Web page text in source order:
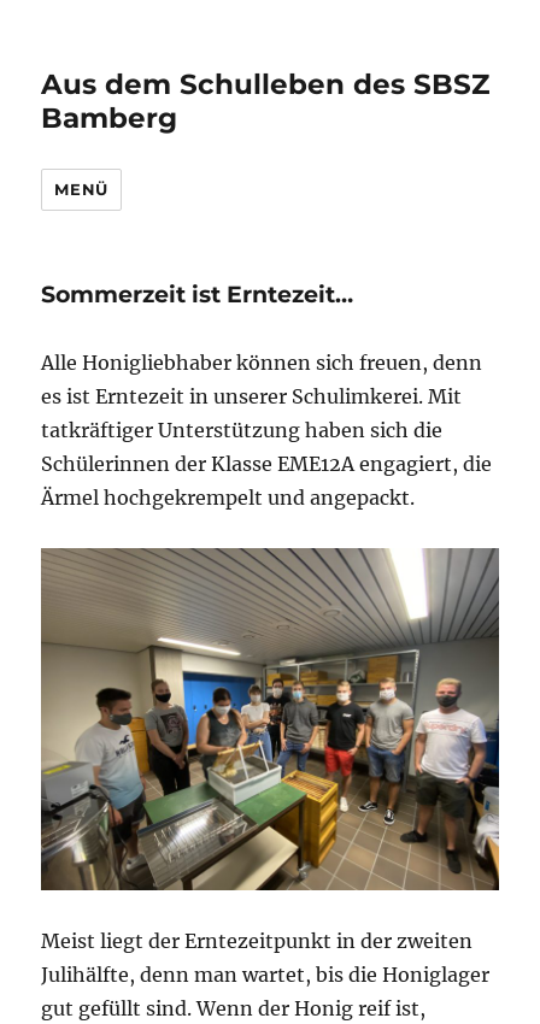
Aus dem Schulleben des SBSZ
Bamberg
MENÜ
Sommerzeit ist Erntezeit…
Alle Honigliebhaber können sich freuen, denn
es ist Erntezeit in unserer Schulimkerei. Mit
tatkräftiger Unterstützung haben sich die
Schülerinnen der Klasse EME12A engagiert, die
Ärmel hochgekrempelt und angepackt.
Meist liegt der Erntezeitpunkt in der zweiten
Julihälfte, denn man wartet, bis die Honiglager
gut gefüllt sind. Wenn der Honig reif ist,